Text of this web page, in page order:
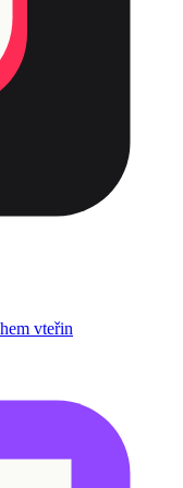
vteřin